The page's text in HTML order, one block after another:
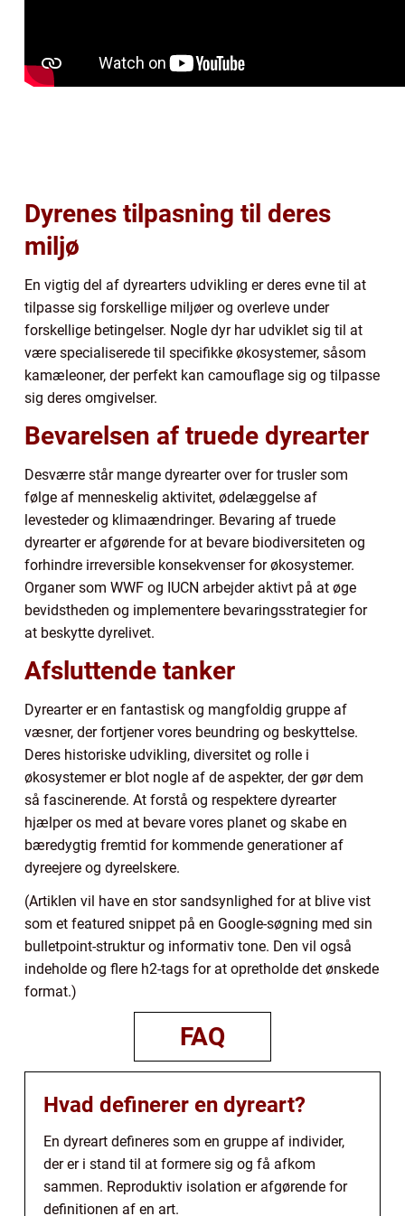
Dyrenes tilpasning til deres
miljø
En vigtig del af dyrearters udvikling er deres evne til at
tilpasse sig forskellige miljøer og overleve under
forskellige betingelser. Nogle dyr har udviklet sig til at
være specialiserede til specifikke økosystemer, såsom
kamæleoner, der perfekt kan camouflage sig og tilpasse
sig deres omgivelser.
Bevarelsen af truede dyrearter
Desværre står mange dyrearter over for trusler som
følge af menneskelig aktivitet, ødelæggelse af
levesteder og klimaændringer. Bevaring af truede
dyrearter er afgørende for at bevare biodiversiteten og
forhindre irreversible konsekvenser for økosystemer.
Organer som WWF og IUCN arbejder aktivt på at øge
bevidstheden og implementere bevaringsstrategier for
at beskytte dyrelivet.
Afsluttende tanker
Dyrearter er en fantastisk og mangfoldig gruppe af
væsner, der fortjener vores beundring og beskyttelse.
Deres historiske udvikling, diversitet og rolle i
økosystemer er blot nogle af de aspekter, der gør dem
så fascinerende. At forstå og respektere dyrearter
hjælper os med at bevare vores planet og skabe en
bæredygtig fremtid for kommende generationer af
dyreejere og dyreelskere.
(Artiklen vil have en stor sandsynlighed for at blive vist
som et featured snippet på en Google-søgning med sin
bulletpoint-struktur og informativ tone. Den vil også
indeholde og flere h2-tags for at opretholde det ønskede
format.)
FAQ
Hvad definerer en dyreart?
En dyreart defineres som en gruppe af individer,
der er i stand til at formere sig og få afkom
sammen. Reproduktiv isolation er afgørende for
definitionen af en art.